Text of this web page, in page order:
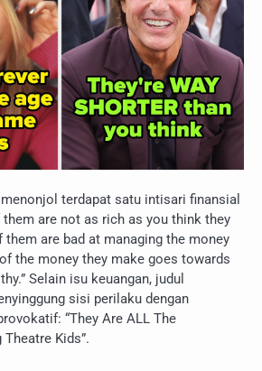
terdapat satu intisari finansial
are not as rich as you think they
are bad at managing the money
the money they make goes towards
Selain isu keuangan, judul
sisi perilaku dengan
“They Are ALL The
Kids”.